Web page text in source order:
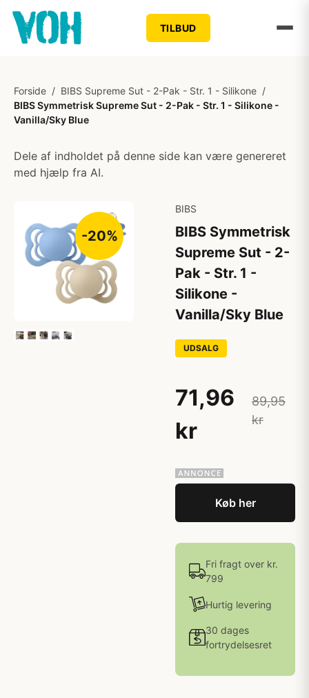
TILBUD
Forside / BIBS Supreme Sut - 2-Pak - Str. 1 - Silikone /
BIBS Symmetrisk Supreme Sut - 2-Pak - Str. 1 - Silikone -
Vanilla/Sky Blue
Dele af indholdet på denne side kan være genereret
med hjælp fra AI.
-20%
BIBS
BIBS Symmetrisk
Supreme Sut - 2-
Pak - Str. 1 -
Silikone -
Vanilla/Sky Blue
UDSALG
71,96
kr
89,95
kr
Køb her
Fri fragt over kr.
799
Hurtig levering
30 dages
fortrydelsesret